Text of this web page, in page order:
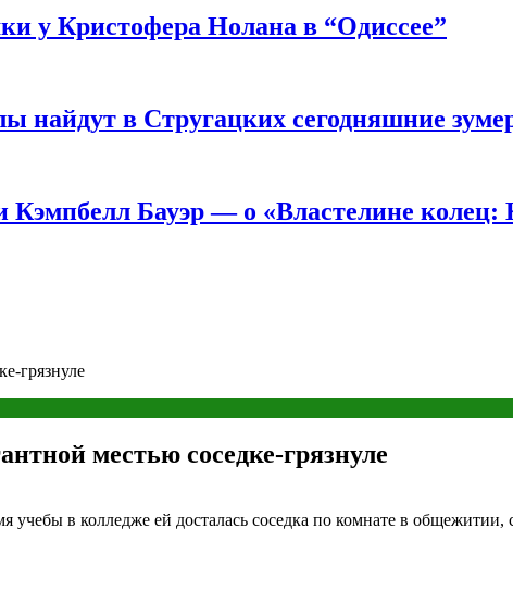
у Кристофера Нолана в “Одиссее”
найдут в Стругацких сегодняшние
Бауэр — о «Властелине колец:
грязнуле
местью соседке-грязнуле
учебы в колледже ей досталась соседка по комнате в общежитии,